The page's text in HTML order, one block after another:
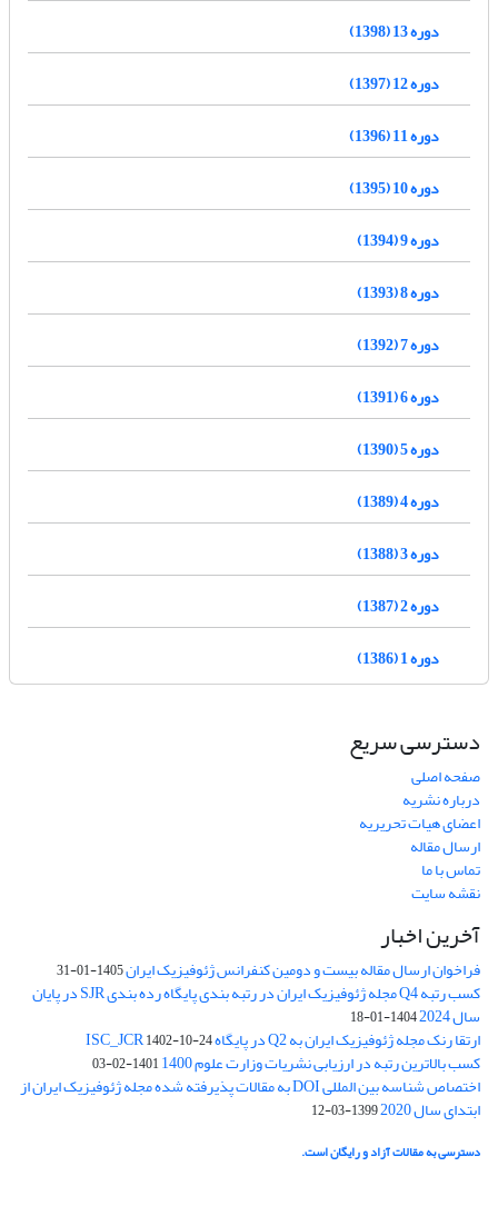
دوره 13 (1398)
دوره 12 (1397)
دوره 11 (1396)
دوره 10 (1395)
دوره 9 (1394)
دوره 8 (1393)
دوره 7 (1392)
دوره 6 (1391)
دوره 5 (1390)
دوره 4 (1389)
دوره 3 (1388)
دوره 2 (1387)
دوره 1 (1386)
دسترسی سریع
صفحه اصلی
درباره نشریه
اعضای هیات تحریریه
ارسال مقاله
تماس با ما
نقشه سایت
آخرین اخبار
فراخوان ارسال مقاله بیست و دومین کنفرانس ژئوفیزیک ایران1405-01-31
کسب رتبه Q4 مجله ژئوفیزیک ایران در رتبه بندی پایگاه رده بندی SJR در پایان
سال 2024 1404-01-18
ارتقا رنک مجله ژئوفیزیک ایران به Q2 در پایگاه ISC_JCR 1402-10-24
کسب بالاترین رتبه در ارزیابی نشریات وزارت علوم 1400 1401-02-03
اختصاص شناسه بین المللی DOI به مقالات پذیرفته شده مجله ژئوفیزیک ایران از
ابتدای سال 2020 1399-03-12
دسترسی به مقالات آزاد و رایگان است.